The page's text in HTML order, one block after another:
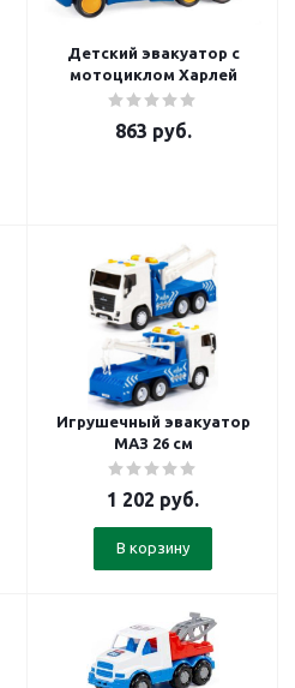
Детский эвакуатор с
мотоциклом Харлей
863 руб.
Игрушечный эвакуатор
МАЗ 26 см
1 202 руб.
В корзину